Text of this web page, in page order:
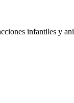
infantiles y